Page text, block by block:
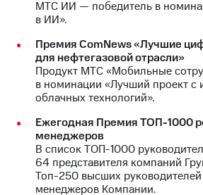
МТС ИИ — победитель в
в ИИ».
Премия ComNews «Лучшие
для нефтегазовой отрасли»
Продукт МТС «Мобильные
в номинации «Лучший проект с
облачных технологий».
Ежегодная Премия ТОП-1000
менеджеров
В список ТОП-1000
64 представителя компаний
Топ-250 высших
менеджеров Компании.